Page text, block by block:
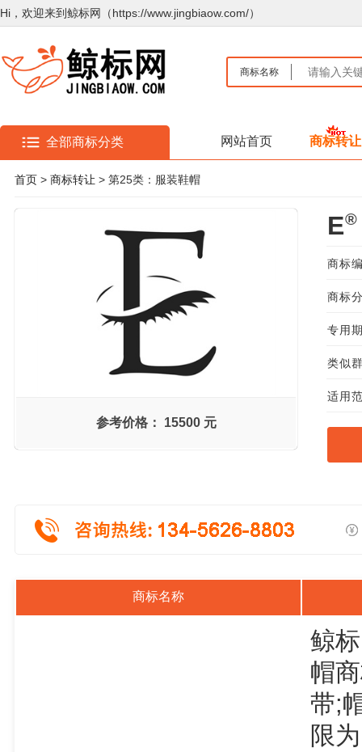
Hi，欢迎来到鲸标网（https://www.jingbiaow.com/）
商标名称
全部商标分类 网站首页 商标转让
首页 > 商标转让 > 第25类：服装鞋帽
参考价格： 15500 元
E®
商标
商标
专用
类似
适用
商标名称
鲸
帽
带;
限